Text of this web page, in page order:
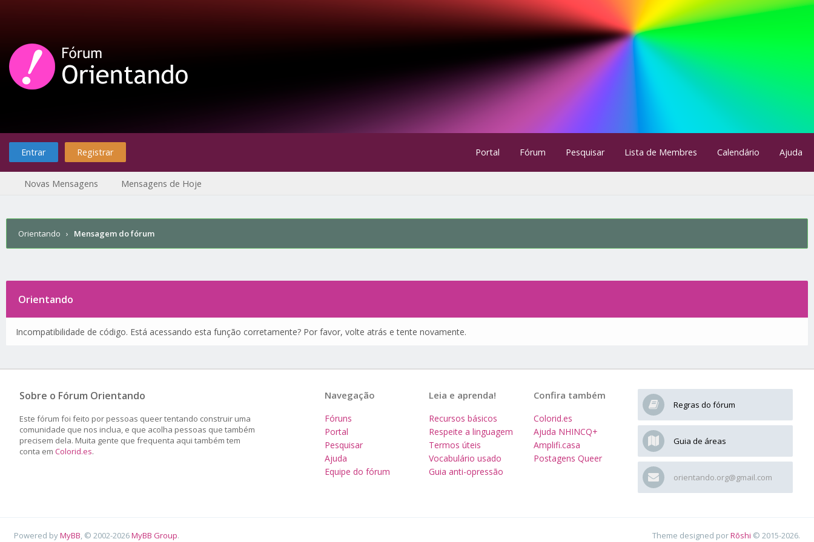
Entrar Registrar Portal Fórum Pesquisar Lista de Membres Calendário Ajuda
Novas Mensagens Mensagens de Hoje
Orientando › Mensagem do fórum
Orientando
Incompatibilidade de código. Está acessando esta função corretamente? Por favor, volte atrás e tente novamente.
Sobre o Fórum Orientando
Este fórum foi feito por pessoas queer tentando construir uma
comunidade que nos inclua, e que acolha pessoas que também
precisem dela. Muita gente que frequenta aqui também tem
conta em Colorid.es.
Regras do fórum
Guia de áreas
orientando.org@gmail.com
Confira também
Colorid.es
Ajuda NHINCQ+
Amplifi.casa
Postagens Queer
Leia e aprenda!
Recursos básicos
Respeite a linguagem
Termos úteis
Vocabulário usado
Guia anti-opressão
Navegação
Fóruns
Portal
Pesquisar
Ajuda
Equipe do fórum
Powered byMyBB , © 2002-2026MyBB Group. Theme designed porRōshi © 2015-2026.